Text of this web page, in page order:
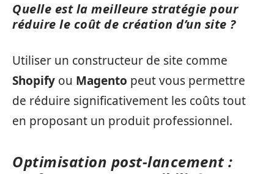
Quelle est la meilleure stratégie pour
réduire le coût de création d’un site ?
Utiliser un constructeur de site comme
Shopify ou Magento peut vous permettre
de réduire significativement les coûts tout
en proposant un produit professionnel.
Optimisation post‑lancement :